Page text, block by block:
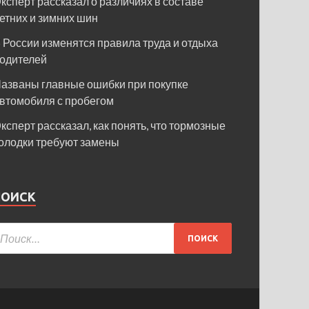
и зимних шин
России изменятся правила труда и отдыха
главные ошибки при покупке
с пробегом
рассказал, как понять, что тормозные
требуют замены